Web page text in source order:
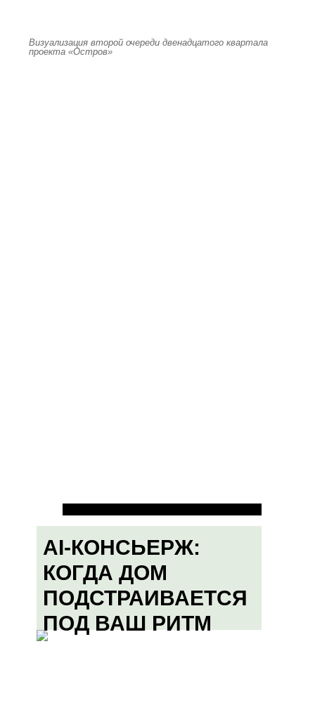
Визуализация второй очереди двенадцатого квартала
проекта «Остров»
AI-КОНСЬЕРЖ:
КОГДА ДОМ
ПОДСТРАИВАЕТСЯ
ПОД ВАШ РИТМ